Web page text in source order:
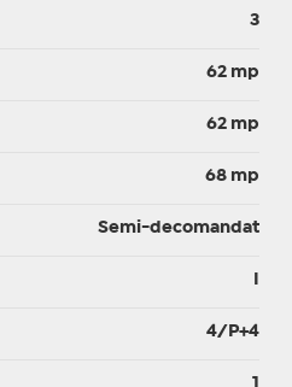
3
62 mp
62 mp
68 mp
Semi-decomandat
4/P+4
1